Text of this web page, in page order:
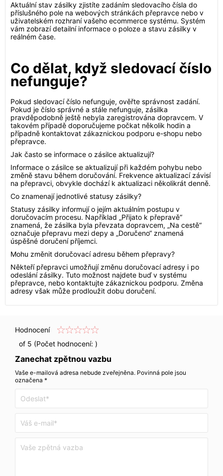
Aktuální stav zásilky zjistíte zadáním sledovacího čísla do
příslušného pole na webových stránkách přepravce nebo v
uživatelském rozhraní vašeho ecommerce systému. Systém
vám zobrazí detailní informace o poloze a stavu zásilky v
reálném čase.
Co dělat, když sledovací číslo
nefunguje?
Pokud sledovací číslo nefunguje, ověřte správnost zadání.
Pokud je číslo správné a stále nefunguje, zásilka
pravděpodobně ještě nebyla zaregistrována dopravcem. V
takovém případě doporučujeme počkat několik hodin a
případně kontaktovat zákaznickou podporu e-shopu nebo
přepravce.
Jak často se informace o zásilce aktualizují?
Informace o zásilce se aktualizují při každém pohybu nebo
změně stavu během doručování. Frekvence aktualizací závisí
na přepravci, obvykle dochází k aktualizaci několikrát denně.
Co znamenají jednotlivé statusy zásilky?
Statusy zásilky informují o jejím aktuálním postupu v
doručovacím procesu. Například „Přijato k přepravě“
znamená, že zásilka byla převzata dopravcem, „Na cestě“
označuje přepravu mezi depy a „Doručeno“ znamená
úspěšné doručení příjemci.
Mohu změnit doručovací adresu během přepravy?
Někteří přepravci umožňují změnu doručovací adresy i po
odeslání zásilky. Tuto možnost najdete buď v systému
přepravce, nebo kontaktujte zákaznickou podporu. Změna
adresy však může prodloužit dobu doručení.
Hodnocení
of 5 (Počet hodnocení: )
Zanechat zpětnou vazbu
Vaše e-mailová adresa nebude zveřejněna. Povinná pole jsou
označena *